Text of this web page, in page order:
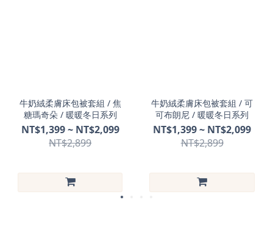
牛奶絨柔膚床包被套組 / 焦
糖瑪奇朵 / 暖暖冬日系列
NT$1,399 ~ NT$2,099
NT$2,899
牛奶絨柔膚床包被套組 / 可
可布朗尼 / 暖暖冬日系列
NT$1,399 ~ NT$2,099
NT$2,899